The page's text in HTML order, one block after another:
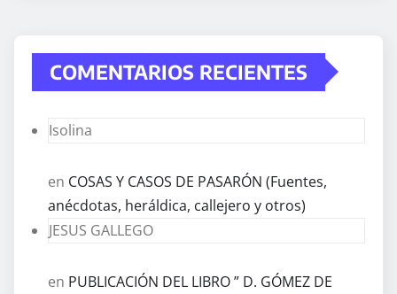
COMENTARIOS RECIENTES
Isolina
en COSAS Y CASOS DE PASARÓN (Fuentes,
anécdotas, heráldica, callejero y otros)
JESUS GALLEGO
en PUBLICACIÓN DEL LIBRO ” D. GÓMEZ DE